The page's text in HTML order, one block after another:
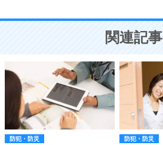
ことが大切。
関連記事
防犯・防災 防犯・防災